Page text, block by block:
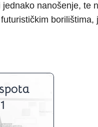
jednako nanošenje, te